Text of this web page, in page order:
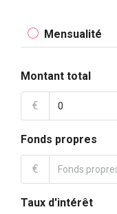
Mensualité
Montant total
€
Fonds propres
€
Taux d'intérêt